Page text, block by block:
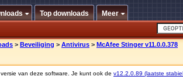
Top downloads Meer
> Beveiliging > Antivirus > McAfee Stinger v11.0.0.378
van deze software. Je kunt ook de v12.2.0.89 (laatste